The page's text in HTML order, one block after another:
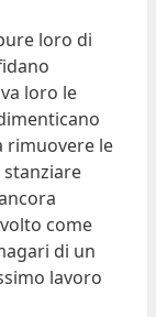
loro di
loro le
rimuovere le
come
di un
lavoro